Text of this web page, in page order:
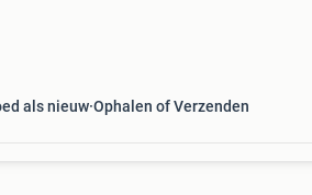
als nieuw Ophalen of Verzenden